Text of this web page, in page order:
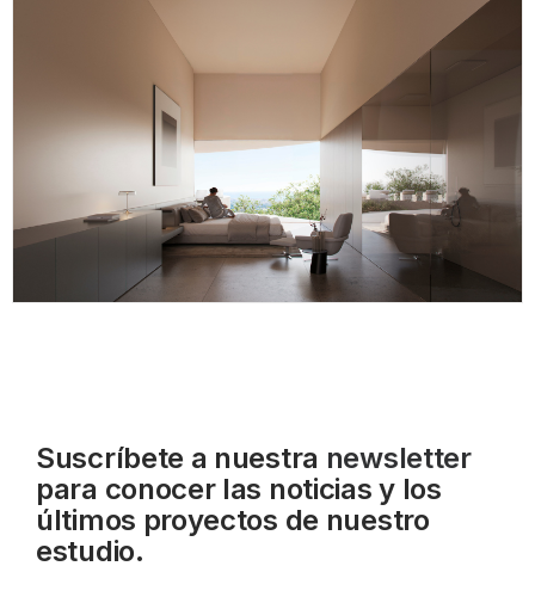
Suscríbete a nuestra newsletter
para conocer las noticias y los
últimos proyectos de nuestro
estudio.